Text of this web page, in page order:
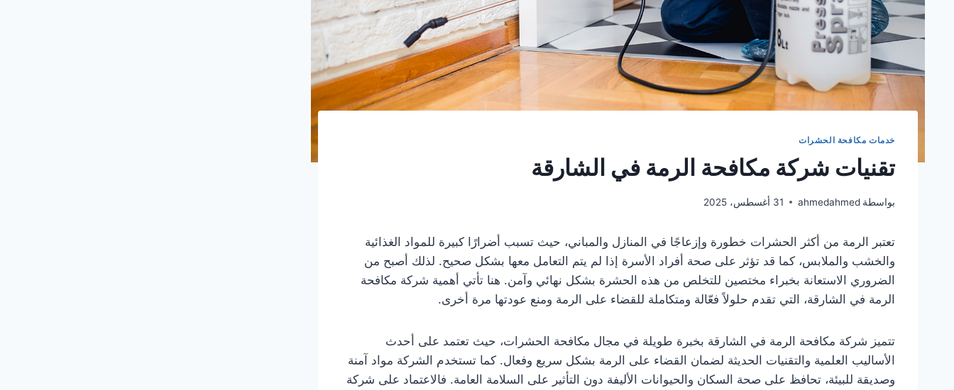
خدمات مكافحة الحشرات
تقنيات شركة مكافحة الرمة في الشارقة
بواسطة ahmedahmed 31 أغسطس، 2025
تعتبر الرمة من أكثر الحشرات خطورة وإزعاجًا في المنازل والمباني، حيث تسبب أضرارًا كبيرة للمواد الغذائية
والخشب والملابس، كما قد تؤثر على صحة أفراد الأسرة إذا لم يتم التعامل معها بشكل صحيح. لذلك أصبح من
الضروري الاستعانة بخبراء مختصين للتخلص من هذه الحشرة بشكل نهائي وآمن. هنا تأتي أهمية شركة مكافحة
الرمة في الشارقة، التي تقدم حلولاً فعّالة ومتكاملة للقضاء على الرمة ومنع عودتها مرة أخرى.
تتميز شركة مكافحة الرمة في الشارقة بخبرة طويلة في مجال مكافحة الحشرات، حيث تعتمد على أحدث
الأساليب العلمية والتقنيات الحديثة لضمان القضاء على الرمة بشكل سريع وفعال. كما تستخدم الشركة مواد آمنة
وصديقة للبيئة، تحافظ على صحة السكان والحيوانات الأليفة دون التأثير على السلامة العامة. فالاعتماد على شركة